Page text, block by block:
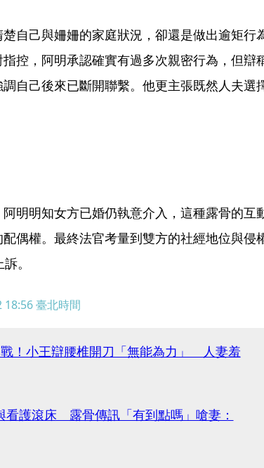
自己與姍姍的家庭狀況，卻還是做出逾矩行
控，阿明承認確實有過多次親密行為，但辯
自己後來已斷開聯繫。他更主張既然人夫選
明明知女方已婚仍執意介入，這種露骨的互
偶權。最終法官考量到雙方的社經地位與侵
。
18:56臺北時間
！小王辯腰椎開刀「無能為力」 人妻羞
看護滾床 露骨傳訊「有到點嗎」嗆妻：